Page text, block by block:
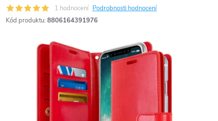
1 hodnocení Podrobnosti hodnocení
Kód produktu: 8806164391976